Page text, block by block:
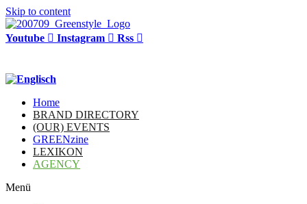
Skip to content
Youtube Instagram Rss
Home
BRAND DIRECTORY
(OUR) EVENTS
GREENzine
LEXIKON
AGENCY
Menü